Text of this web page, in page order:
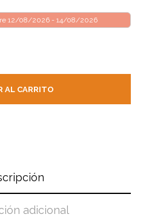
12/08/2026 - 14/08/2026
AL CARRITO
adicional